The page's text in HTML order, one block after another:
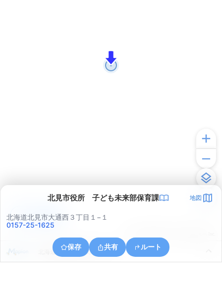
北見市役所 子ども未来部保育課 地図
北海道北見市大通西３丁目１−１
0157-25-1625
保存 共有 ルート
北海道北見市美芳町３丁目１
アプリで見る